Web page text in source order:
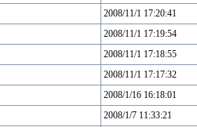
2008/11/1 17:20:41
2008/11/1 17:19:54
2008/11/1 17:18:55
2008/11/1 17:17:32
2008/1/16 16:18:01
2008/1/7 11:33:21